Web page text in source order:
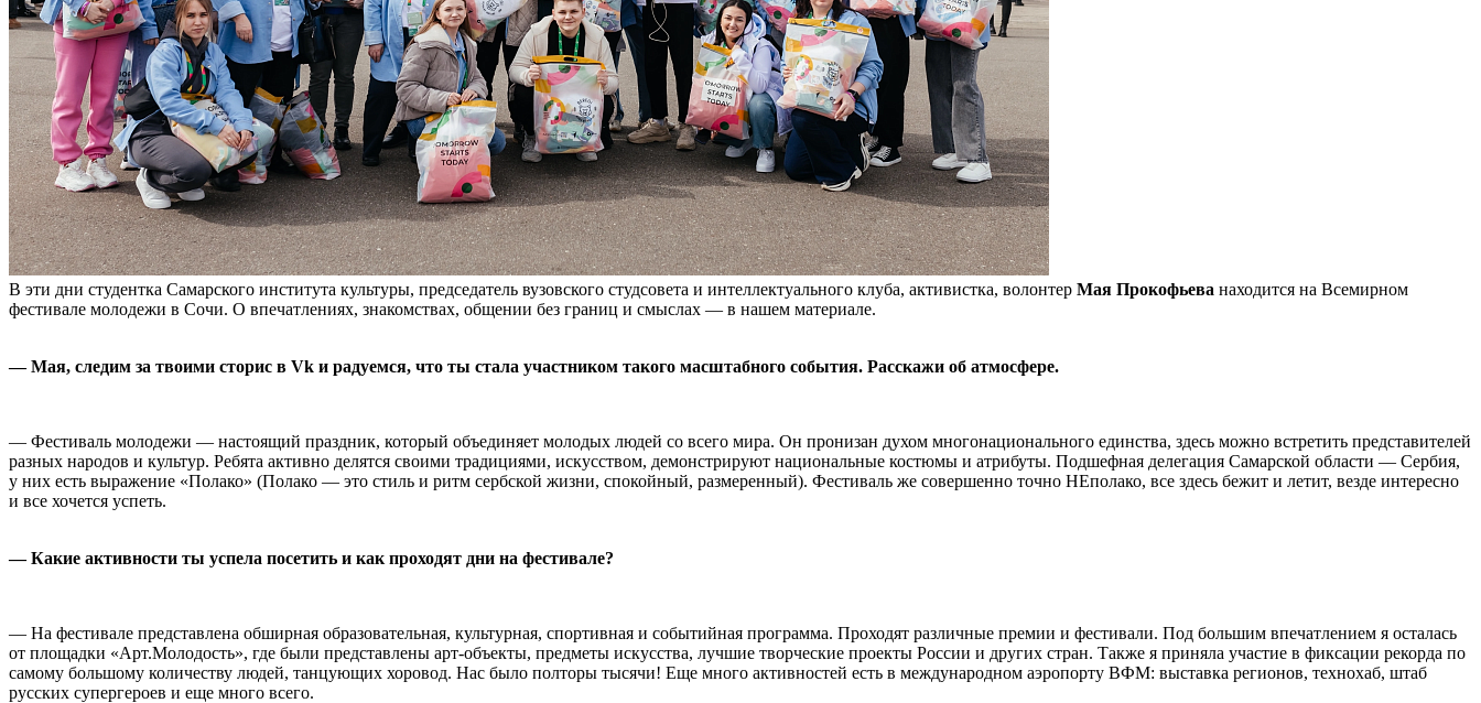
В эти дни студентка Самарского института культуры, председатель вузовского студсовета и интеллектуального клуба, активистка, волонтер Мая Прокофьева находится на Всемирном
фестивале молодежи в Сочи. О впечатлениях, знакомствах, общении без границ и смыслах — в нашем материале.
— Мая, следим за твоими сторис в Vk и радуемся, что ты стала участником такого масштабного события. Расскажи об атмосфере.
— Фестиваль молодежи — настоящий праздник, который объединяет молодых людей со всего мира. Он пронизан духом многонационального единства, здесь можно встретить представителей
разных народов и культур. Ребята активно делятся своими традициями, искусством, демонстрируют национальные костюмы и атрибуты. Подшефная делегация Самарской области — Сербия,
у них есть выражение «Полако» (Полако — это стиль и ритм сербской жизни, спокойный, размеренный). Фестиваль же совершенно точно НЕполако, все здесь бежит и летит, везде интересно
и все хочется успеть.
— Какие активности ты успела посетить и как проходят дни на фестивале?
— На фестивале представлена обширная образовательная, культурная, спортивная и событийная программа. Проходят различные премии и фестивали. Под большим впечатлением я осталась
от площадки «Арт.Молодость», где были представлены арт-объекты, предметы искусства, лучшие творческие проекты России и других стран. Также я приняла участие в фиксации рекорда по
самому большому количеству людей, танцующих хоровод. Нас было полторы тысячи! Еще много активностей есть в международном аэропорту ВФМ: выставка регионов, технохаб, штаб
русских супергероев и еще много всего.